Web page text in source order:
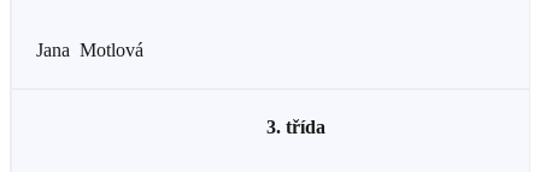
Jana Motlová
3. třída